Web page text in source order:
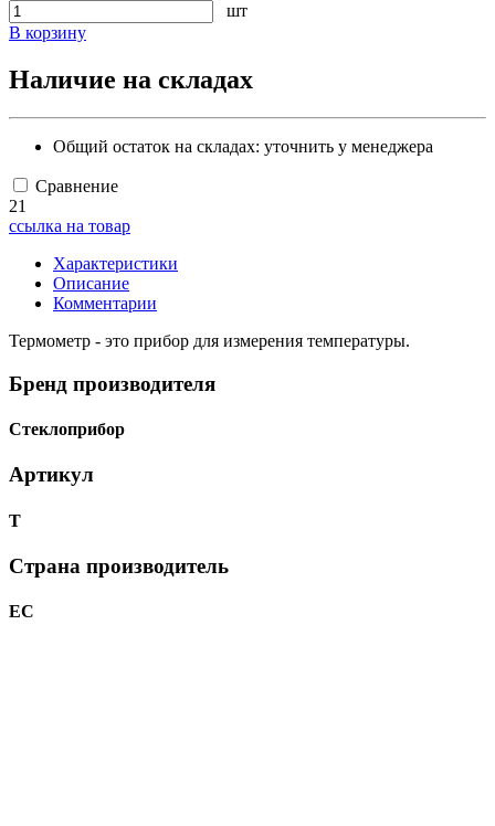
шт
В корзину
Наличие на складах
Общий остаток на складах: уточнить у менеджера
Сравнение
21
ссылка на товар
Характеристики
Описание
Комментарии
Термометр - это прибор для измерения температуры.
Бренд производителя
Стеклоприбор
Артикул
Т
Страна производитель
ЕС